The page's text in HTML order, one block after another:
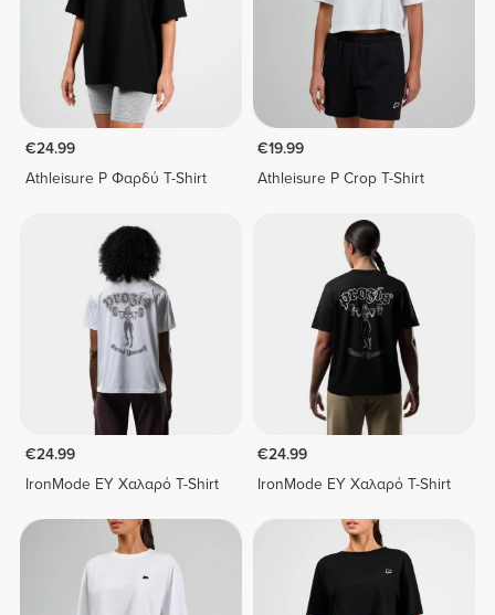
€24.99
Athleisure P Φαρδύ T-Shirt
€19.99
Athleisure P Crop T-Shirt
€24.99
IronMode EY Χαλαρό T-Shirt
€24.99
IronMode EY Χαλαρό T-Shirt